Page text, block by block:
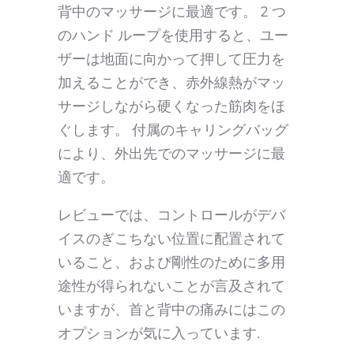
背中のマッサージに最適です。 2 つ
のハンド ループを使用すると、ユー
ザーは地面に向かって押して圧力を
加えることができ、赤外線熱がマッ
サージしながら硬くなった筋肉をほ
ぐします。 付属のキャリングバッグ
により、外出先でのマッサージに最
適です。
レビューでは、コントロールがデバ
イスのぎこちない位置に配置されて
いること、および剛性のために多用
途性が得られないことが言及されて
いますが、首と背中の痛みにはこの
オプションが気に入っています.